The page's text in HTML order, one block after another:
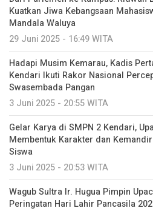
Kuatkan Jiwa Kebangsaan
Mandala Waluya
29 Juni 2025 - 16:49 WITA
Hadapi Musim Kemarau, Kadis
Kendari Ikuti Rakor Nasional
Swasembada Pangan
3 Juni 2025 - 20:55 WITA
Gelar Karya di SMPN 2 Kendari,
Membentuk Karakter dan
Siswa
3 Juni 2025 - 20:53 WITA
Wagub Sultra Ir. Hugua Pimpin
Peringatan Hari Lahir Pancasila